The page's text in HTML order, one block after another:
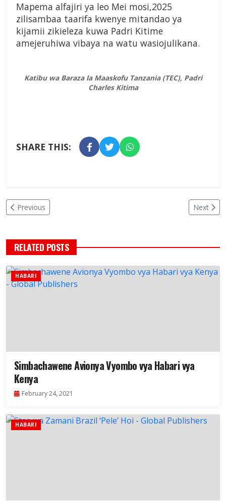
Mapema alfajiri ya leo Mei mosi,2025
zilisambaa taarifa kwenye mitandao ya
kijamii zikieleza kuwa Padri Kitime
amejeruhiwa vibaya na watu wasiojulikana.
Katibu wa Baraza la Maaskofu Tanzania (TEC), Padri
Charles Kitima
SHARE THIS:
Previous Next
RELATED POSTS
HABARI
Simbachawene Avionya Vyombo vya Habari vya
Kenya
February 24, 2021
HABARI